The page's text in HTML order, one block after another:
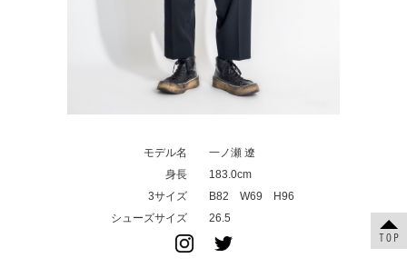
モデル名
一ノ瀬 遼
身長
183.0cm
3サイズ
B82 W69 H96
シューズサイズ
26.5
TOP